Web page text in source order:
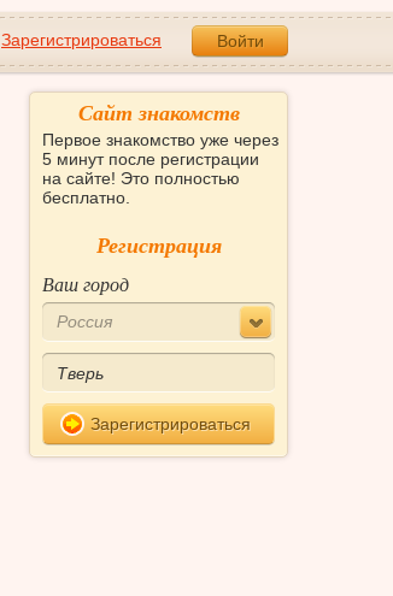
Зарегистрироваться Войти
Сайт знакомств
Первое знакомство уже через
5 минут после регистрации
на сайте! Это полностью
бесплатно.
Регистрация
Ваш город
Россия
Зарегистрироваться